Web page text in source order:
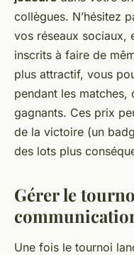
collègues. N’hésitez
vos réseaux sociaux,
inscrits à faire de
plus attractif, vous
pendant les
gagnants. Ces prix
de la victoire (un
des lots plus
Gérer le
Une fois le tournoi